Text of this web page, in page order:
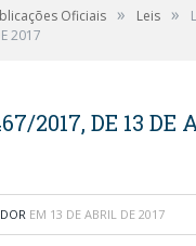
Oficiais » Leis »
2017
2017, DE 13 DE
EM 13 DE ABRIL DE 2017